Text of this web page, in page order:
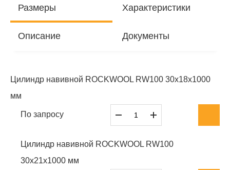
Размеры Характеристики
Описание Документы
Цилиндр навивной ROCKWOOL RW100 30x18x1000
мм
По запросу
Цилиндр навивной ROCKWOOL RW100
30x21x1000 мм